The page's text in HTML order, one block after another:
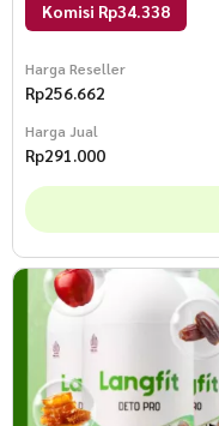
Komisi Rp34.338
Harga Reseller
Rp256.662
Harga Jual
Rp291.000